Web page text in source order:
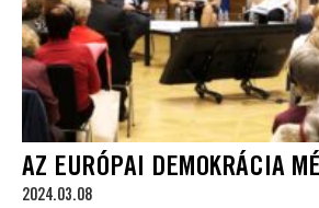
AZ EURÓPAI DEMOKRÁCIA
2024.03.08